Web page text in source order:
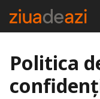
Politica